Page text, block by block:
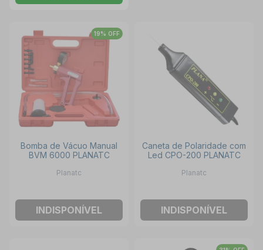
19% OFF
Bomba de Vácuo Manual
BVM 6000 PLANATC
Planatc
INDISPONÍVEL
Caneta de Polaridade com
Led CPO-200 PLANATC
Planatc
INDISPONÍVEL